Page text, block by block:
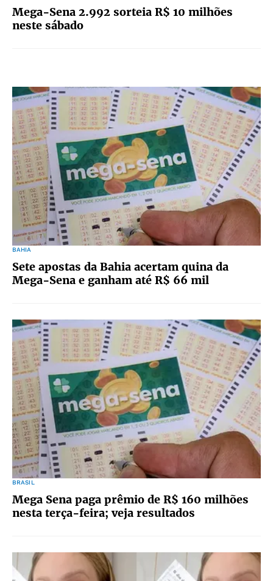
Mega-Sena 2.992 sorteia R$ 10 milhões
neste sábado
BAHIA
Sete apostas da Bahia acertam quina da
Mega-Sena e ganham até R$ 66 mil
BRASIL
Mega Sena paga prêmio de R$ 160 milhões
nesta terça-feira; veja resultados